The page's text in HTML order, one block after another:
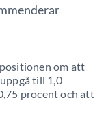
om att
till 1,0
procent och att